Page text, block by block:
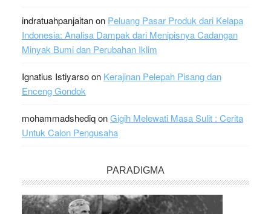
indratuahpanjaitanon Peluang Pasar Produk dari Kelapa
Indonesia: Analisa Dampak dari Menipisnya Cadangan
Minyak Bumi dan Perubahan Iklim
Ignatius Istiyarsoon Kerajinan Pelepah Pisang dan
Enceng Gondok
mohammadshediqonGigih Melewati Masa Sulit : Cerita
Untuk Calon Pengusaha
PARADIGMA